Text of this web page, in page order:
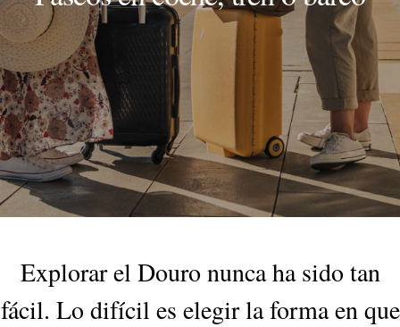
Explorar el Douro nunca ha sido tan
fácil. Lo difícil es elegir la forma en que